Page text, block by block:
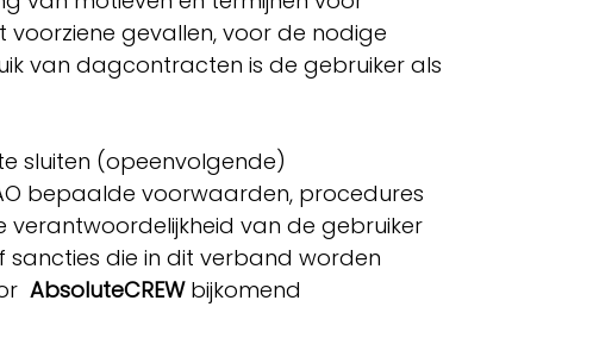
gevallen, voor de nodige
van dagcontracten is de gebruiker als
sluiten (opeenvolgende)
bepaalde voorwaarden, procedures
van de gebruiker
sancties die in dit verband worden
AbsoluteCREWbijkomend